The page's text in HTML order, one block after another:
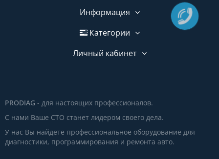
Информация
Категории
Личный кабинет
PRODIAG - для настоящих профессионалов.
С нами Ваше СТО станет лидером своего дела.
У нас Вы найдете профессиональное оборудование для
диагностики, программирования и ремонта авто.